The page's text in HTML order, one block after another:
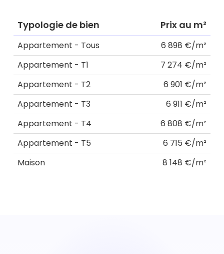
Typologie de bien Prix au m²
Appartement - Tous
6 898 €/m²
Appartement - T1
7 274 €/m²
Appartement - T2
6 901 €/m²
Appartement - T3
6 911 €/m²
Appartement - T4
6 808 €/m²
Appartement - T5
6 715 €/m²
Maison
8 148 €/m²